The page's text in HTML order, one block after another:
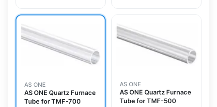
AS ONE
AS ONE Quartz Furnace
Tube for TMF-700
AS ONE
AS ONE Quartz Furnace
Tube for TMF-500